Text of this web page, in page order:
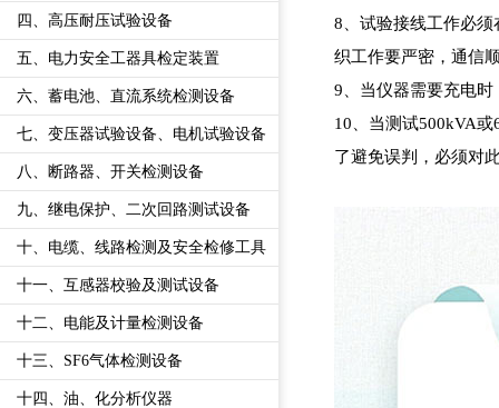
四、高压耐压试验设备
五、电力安全工器具检定装置
六、蓄电池、直流系统检测设备
七、变压器试验设备、电机试验设备
八、断路器、开关检测设备
九、继电保护、二次回路测试设备
十、电缆、线路检测及安全检修工具
十一、互感器校验及测试设备
十二、电能及计量检测设备
十三、SF6气体检测设备
十四、油、化分析仪器
8、试验接线工作必
织工作要严密，通信
9、当仪器需要充电
10、当测试500kVA
了避免误判，必须对